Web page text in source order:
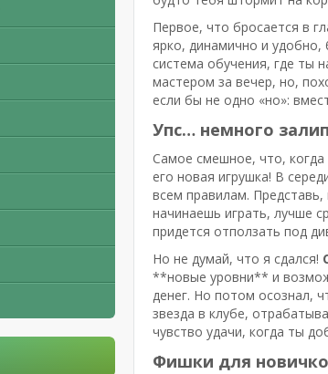
Первое, что бросается в
ярко, динамично и
система обучения, где ты
мастером за вечер, но,
если бы не одно «но»:
Упс… немного
Самое смешное, что,
его новая игрушка! В
всем правилам.
начинаешь играть, лучше
придется отползать под
Но не думай, что я сдался!
**новые уровни** и
денег. Но потом осознал,
звезда в клубе,
чувство удачи, когда ты
Фишки для